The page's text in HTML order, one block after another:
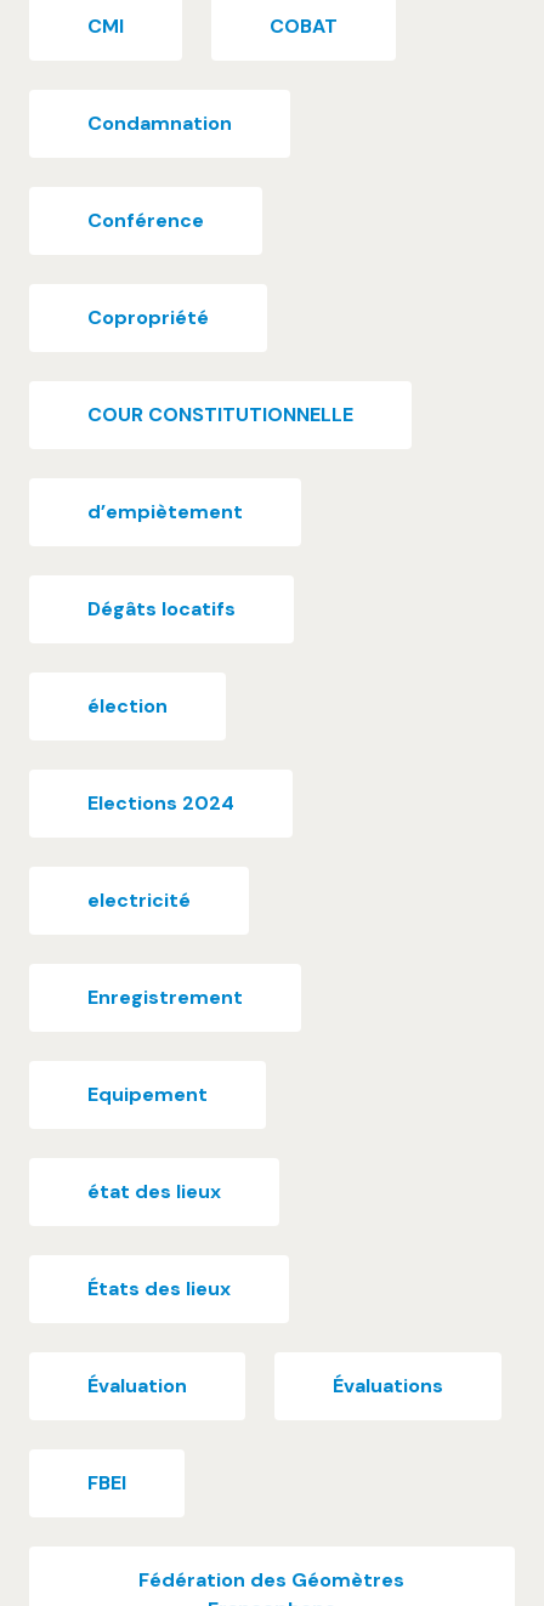
CMI COBAT
Condamnation
Conférence
Copropriété
COUR CONSTITUTIONNELLE
d’empiètement
Dégâts locatifs
élection
Elections 2024
electricité
Enregistrement
Equipement
état des lieux
États des lieux
Évaluation Évaluations
FBEI
Fédération des Géomètres